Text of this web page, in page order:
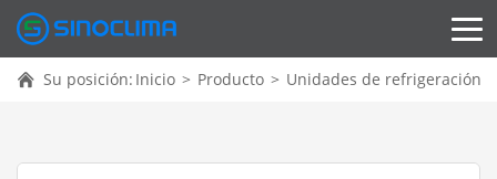
Su posición: Inicio > Producto > Unidades de refrigeración